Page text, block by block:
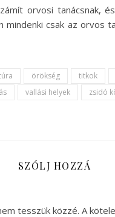
orvosi tanácsnak,
mindenki csak az orvos
örökség titkok
vallási helyek
zsidó
SZÓLJ HOZZÁ
tesszük közzé. A